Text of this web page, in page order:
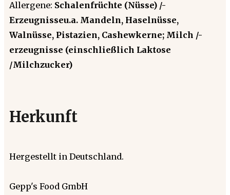
Allergene: Schalenfrüchte (Nüsse) /-
Erzeugnisseu.a. Mandeln, Haselnüsse,
Walnüsse, Pistazien, Cashewkerne; Milch /-
erzeugnisse (einschließlich Laktose
/Milchzucker)
Herkunft
Hergestellt in Deutschland.
Gepp's Food GmbH